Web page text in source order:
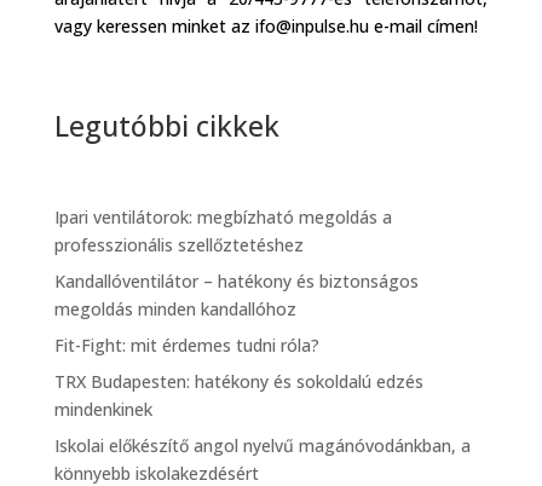
vagy keressen minket az ifo@inpulse.hu e-mail címen!
Legutóbbi cikkek
Ipari ventilátorok: megbízható megoldás a
professzionális szellőztetéshez
Kandallóventilátor – hatékony és biztonságos
megoldás minden kandallóhoz
Fit-Fight: mit érdemes tudni róla?
TRX Budapesten: hatékony és sokoldalú edzés
mindenkinek
Iskolai előkészítő angol nyelvű magánóvodánkban, a
könnyebb iskolakezdésért